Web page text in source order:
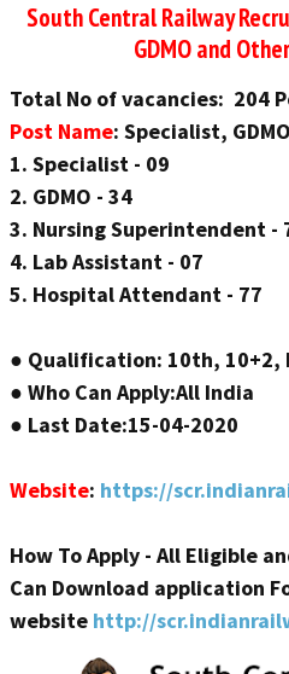
South Central Railway
GDMO and
Total No of vacancies: 204
Post Name: Specialist,
1. Specialist - 09
2. GDMO - 34
3. Nursing Superintendent -
4. Lab Assistant - 07
5. Hospital Attendant - 77
● Qualification: 10th, 10+2,
● Who Can Apply:All India
● Last Date:15-04-2020
Website: https://
How To Apply - All Eligible
Can Download application
website http://